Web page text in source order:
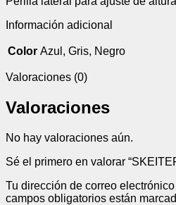
Información adicional
Color Azul, Gris, Negro
Valoraciones (0)
Valoraciones
No hay valoraciones aún.
Sé el primero en valorar
Tu dirección de correo
campos obligatorios están